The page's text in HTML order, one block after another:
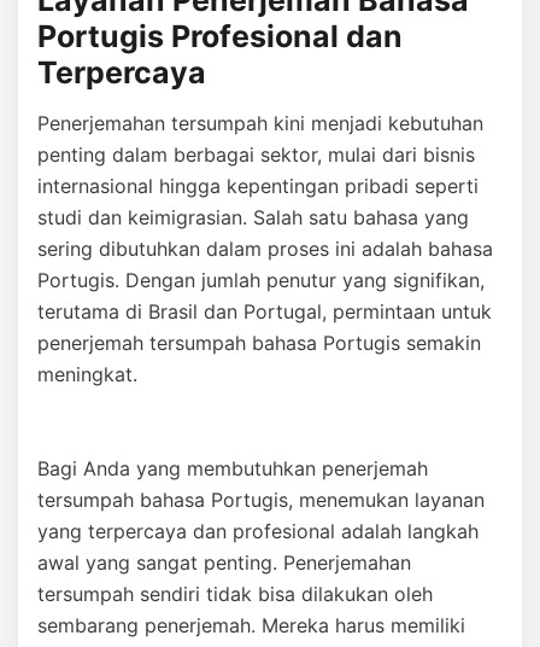
Portugis Profesional dan
Terpercaya
Penerjemahan tersumpah kini menjadi kebutuhan
penting dalam berbagai sektor, mulai dari bisnis
internasional hingga kepentingan pribadi seperti
studi dan keimigrasian. Salah satu bahasa yang
sering dibutuhkan dalam proses ini adalah bahasa
Portugis. Dengan jumlah penutur yang signifikan,
terutama di Brasil dan Portugal, permintaan untuk
penerjemah tersumpah bahasa Portugis semakin
meningkat.
Bagi Anda yang membutuhkan penerjemah
tersumpah bahasa Portugis, menemukan layanan
yang terpercaya dan profesional adalah langkah
awal yang sangat penting. Penerjemahan
tersumpah sendiri tidak bisa dilakukan oleh
sembarang penerjemah. Mereka harus memiliki